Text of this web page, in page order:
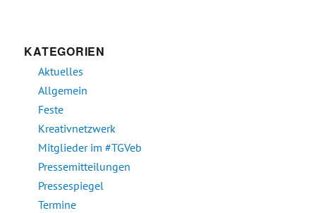
KATEGORIEN
Aktuelles
Allgemein
Feste
Kreativnetzwerk
Mitglieder im #TGVeb
Pressemitteilungen
Pressespiegel
Termine